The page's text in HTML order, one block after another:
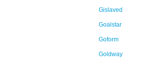
Gislaved
Goalstar
Goform
Goldway